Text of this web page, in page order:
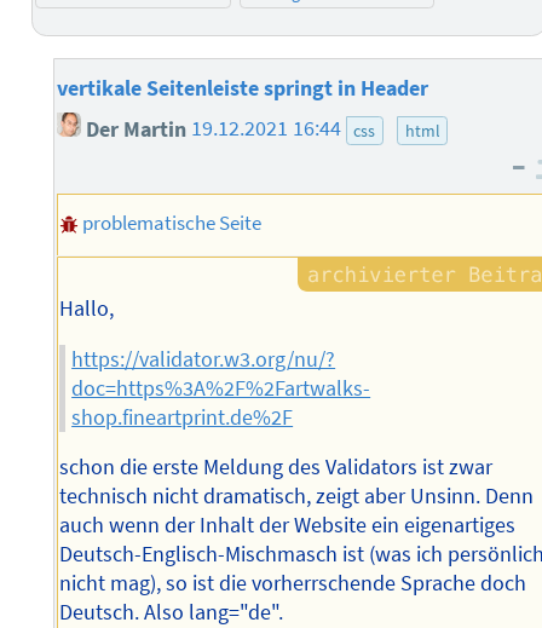
vertikale Seitenleiste springt in Header
Der Martin 19.12.2021 16:44 css html
–
problematische Seite
Hallo,
https://validator.w3.org/nu/?
doc=https%3A%2F%2Fartwalks-
shop.fineartprint.de%2F
schon die erste Meldung des Validators ist zwar
technisch nicht dramatisch, zeigt aber Unsinn. Denn
auch wenn der Inhalt der Website ein eigenartiges
Deutsch-Englisch-Mischmasch ist (was ich
nicht mag), so ist die vorherrschende Sprache doch
Deutsch. Also lang="de".